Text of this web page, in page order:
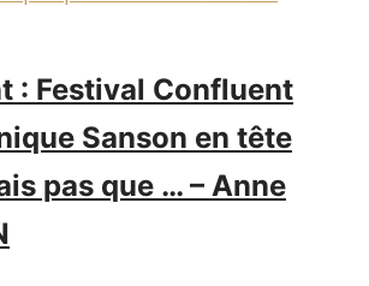
: Festival Confluent
Sanson en tête
pas que … – Anne